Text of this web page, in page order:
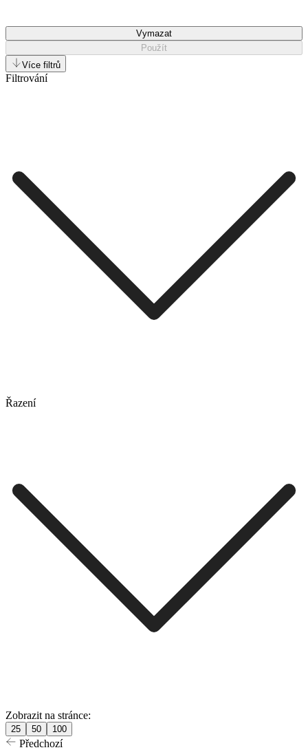
Vymazat
Použít
Více filtrů
Filtrování
Řazení
Zobrazit na stránce:
25 50 100
Předchozí